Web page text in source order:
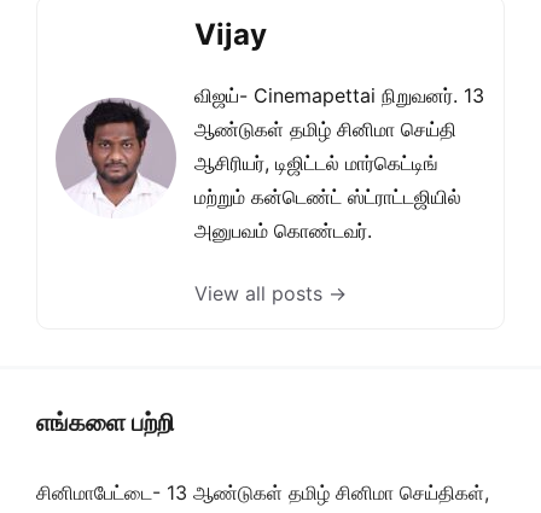
Vijay
விஜய்- Cinemapettai நிறுவனர். 13
ஆண்டுகள் தமிழ் சினிமா செய்தி
ஆசிரியர், டிஜிட்டல் மார்கெட்டிங்
மற்றும் கன்டெண்ட் ஸ்ட்ராட்டஜியில்
அனுபவம் கொண்டவர்.
View all posts →
எங்களை பற்றி
சினிமாபேட்டை- 13 ஆண்டுகள் தமிழ் சினிமா செய்திகள்,